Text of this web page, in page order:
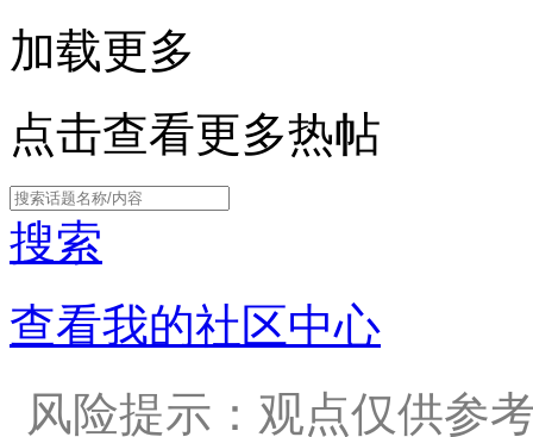
加载更多
点击查看更多热帖
搜索
查看我的社区中心
风险提示：观点仅供参